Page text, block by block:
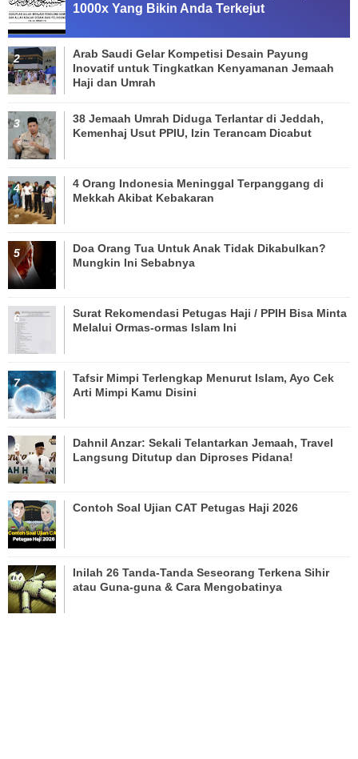
1000x Yang Bikin Anda Terkejut
Arab Saudi Gelar Kompetisi Desain Payung
Inovatif untuk Tingkatkan Kenyamanan Jemaah
Haji dan Umrah
38 Jemaah Umrah Diduga Terlantar di Jeddah,
Kemenhaj Usut PPIU, Izin Terancam Dicabut
4 Orang Indonesia Meninggal Terpanggang di
Mekkah Akibat Kebakaran
Doa Orang Tua Untuk Anak Tidak Dikabulkan?
Mungkin Ini Sebabnya
Surat Rekomendasi Petugas Haji / PPIH Bisa Minta
Melalui Ormas-ormas Islam Ini
Tafsir Mimpi Terlengkap Menurut Islam, Ayo Cek
Arti Mimpi Kamu Disini
Dahnil Anzar: Sekali Telantarkan Jemaah, Travel
Langsung Ditutup dan Diproses Pidana!
Contoh Soal Ujian CAT Petugas Haji 2026
Inilah 26 Tanda-Tanda Seseorang Terkena Sihir
atau Guna-guna & Cara Mengobatinya